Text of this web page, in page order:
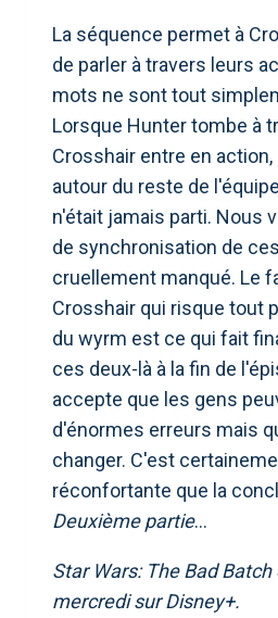
La séquence permet à
de parler à travers leurs
mots ne sont tout
Lorsque Hunter tombe à
Crosshair entre en
autour du reste de
n'était jamais parti. Nous
de synchronisation de
cruellement manqué. Le
Crosshair qui risque tout
du wyrm est ce qui fait
ces deux-là à la fin de
accepte que les gens
d'énormes erreurs mais
changer. C'est
réconfortante que la
Deuxième partie…
Star Wars: The Bad
mercredi sur Disney+.